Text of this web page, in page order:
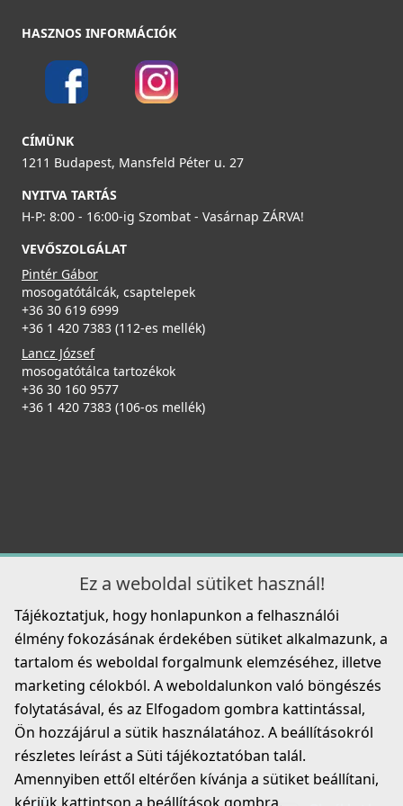
MGKREN59
104 990 Ft
109 990 Ft
ELLECI - Csaptelep Neva G59 antracit
MGKNEV59
119 990 Ft
Részletek
119 990 Ft
Részletek
ELLECI - Csaptelep Stream Plus Granitek G59 Antracit
MGKSTP59
ELLECI - ACI01307 Edényszárító kosár fém univerzális -
Kifutó termék!
29 890 Ft
Elleci ATH010QU Vágódeszka csúsztatható HPL -
Quercia tölgy
ATH010QU
32 990 Ft
Részletek
ELLECI - Gránit mosogatótálca Ego 450 G51
139 990 Ft
ELLECI - Gránit mosogatótálca Ego 450 G48
LGE45048
139 990 Ft
LGE45043
139 990 Ft
Részletek
HASZNOS INFORMÁCIÓK
CÍMÜNK
1211 Budapest, Mansfeld Péter u. 27
NYITVA TARTÁS
H-P: 8:00 - 16:00-ig Szombat - Vasárnap ZÁRVA!
VEVŐSZOLGÁLAT
Pintér Gábor
mosogatótálcák, csaptelepek
+36 30 619 6999
+36 1 420 7383 (112-es mellék)
Lancz József
mosogatótálca tartozékok
+36 30 160 9577
+36 1 420 7383 (106-os mellék)
Ez a weboldal sütiket használ!
Tájékoztatjuk, hogy honlapunkon a felhasználói
élmény fokozásának érdekében sütiket alkalmazunk, a
tartalom és weboldal forgalmunk elemzéséhez, illetve
marketing célokból. A weboldalunkon való böngészés
folytatásával, és az Elfogadom gombra kattintással,
Ön hozzájárul a sütik használatához. A beállításokról
részletes leírást a Süti tájékoztatóban talál.
Amennyiben ettől eltérően kívánja a sütiket beállítani,